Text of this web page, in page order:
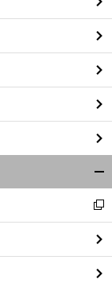
る
閉
る
新
し
い
ウ
ィ